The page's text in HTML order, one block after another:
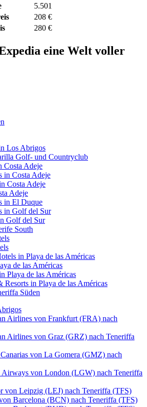
5.501
208 €
280 €
eine Welt voller
Los Abrigos
Golf- und Countryclub
Costa Adeje
in Costa Adeje
Costa Adeje
Adeje
in El Duque
in Golf del Sur
Golf del Sur
South
in Playa de las Américas
de las Américas
Playa de las Américas
in Playa de las Américas
Süden
Airlines von Frankfurt (FRA) nach
Airlines von Graz (GRZ) nach Teneriffa
von La Gomera (GMZ) nach
von London (LGW) nach Teneriffa
von Leipzig (LEJ) nach Teneriffa (TFS)
Barcelona (BCN) nach Teneriffa (TFS)